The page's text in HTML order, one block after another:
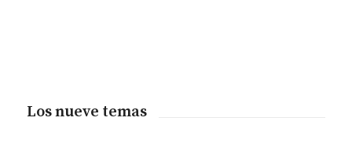
Los nueve temas